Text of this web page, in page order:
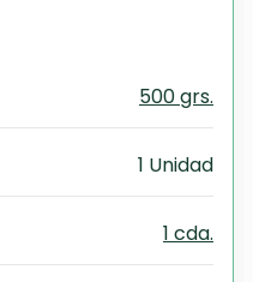
500 grs.
1 Unidad
1 cda.